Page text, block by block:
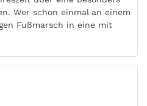
Wer schon einmal an einem
Fußmarsch in eine mit